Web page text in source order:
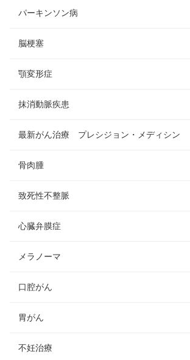
パーキンソン病
脳梗塞
顎変形症
抹消動脈疾患
最新がん治療 プレシジョン・メディシン
骨肉腫
致死性不整脈
心臓弁膜症
メラノーマ
口腔がん
胃がん
不妊治療